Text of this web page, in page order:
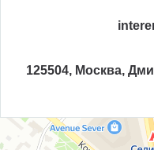
125504, Москва,